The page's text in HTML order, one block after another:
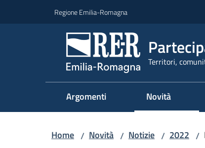
Regione Emilia-Romagna
Territori,
Argomenti Novità
Home / Novità / Notizie / 2022 /